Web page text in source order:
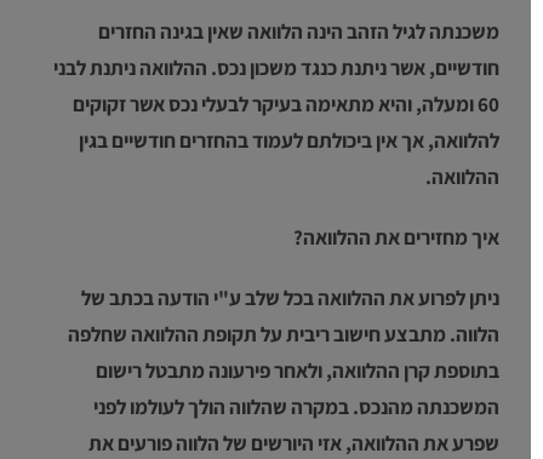
משכנתה לגיל הזהב הינה הלוואה שאין בגינה החזרים
חודשיים, אשר ניתנת כנגד משכון נכס. ההלוואה ניתנת לבני
60 ומעלה, והיא מתאימה בעיקר לבעלי נכס אשר זקוקים
להלוואה, אך אין ביכולתם לעמוד בהחזרים חודשיים בגין
ההלוואה.
איך מחזירים את ההלוואה?
ניתן לפרוע את ההלוואה בכל שלב ע"י הודעה בכתב של
הלווה. מתבצע חישוב ריבית על תקופת ההלוואה שחלפה
בתוספת קרן ההלוואה, ולאחר פירעונה מתבטל רישום
המשכנתה מהנכס. במקרה שהלווה הולך לעולמו לפני
שפרע את ההלוואה, אזי היורשים של הלווה פורעים את